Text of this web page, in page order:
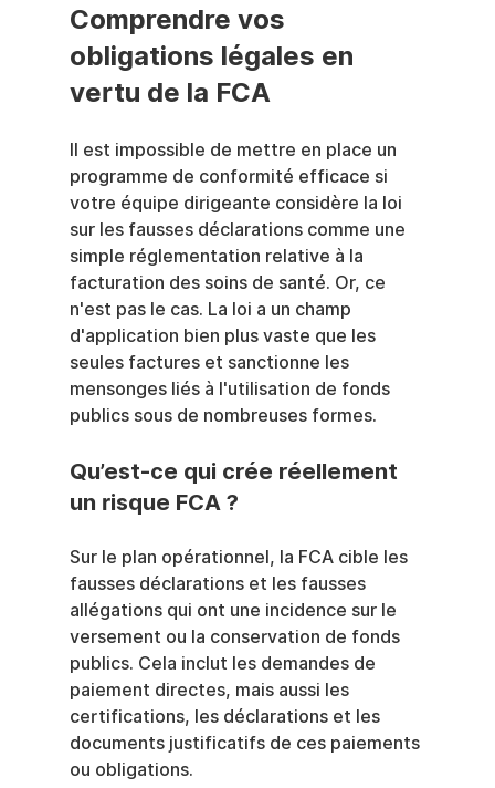
Comprendre vos
obligations légales en
vertu de la FCA
Il est impossible de mettre en place un
programme de conformité efficace si
votre équipe dirigeante considère la loi
sur les fausses déclarations comme une
simple réglementation relative à la
facturation des soins de santé. Or, ce
n'est pas le cas. La loi a un champ
d'application bien plus vaste que les
seules factures et sanctionne les
mensonges liés à l'utilisation de fonds
publics sous de nombreuses formes.
Qu’est-ce qui crée réellement
un risque FCA ?
Sur le plan opérationnel, la FCA cible les
fausses déclarations et les fausses
allégations qui ont une incidence sur le
versement ou la conservation de fonds
publics. Cela inclut les demandes de
paiement directes, mais aussi les
certifications, les déclarations et les
documents justificatifs de ces paiements
ou obligations.